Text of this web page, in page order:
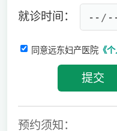
就诊时间：
同意远东妇产医院《个
预约须知：